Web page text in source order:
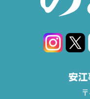
安江